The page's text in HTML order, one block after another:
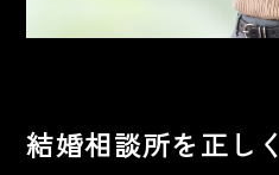
結婚相談所を正し